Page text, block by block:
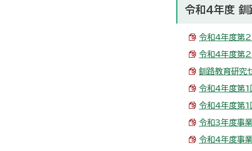
令和4年度 釧
令和4年度第2
令和4年度第
釧路教育研究
令和4年度第
令和4年度第1
令和3年度事
令和4年度事